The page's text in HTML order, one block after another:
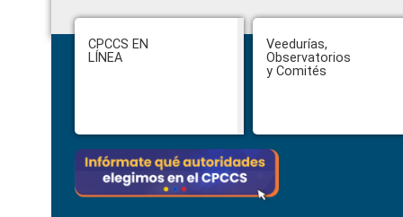
Footer
CPCCS EN
LÍNEA
Veedurías,
Observatorios
y Comités